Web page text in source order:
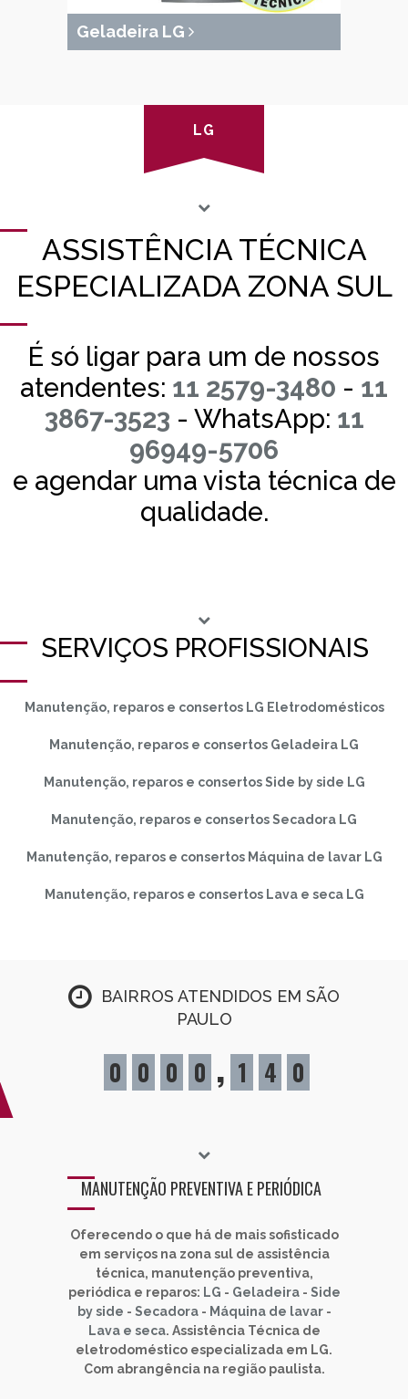
Geladeira LG
LG
ASSISTÊNCIA TÉCNICA
ESPECIALIZADA ZONA SUL
É só ligar para um de nossos
atendentes: 11 2579-3480 - 11
3867-3523 - WhatsApp: 11
96949-5706
e agendar uma vista técnica de
qualidade.
SERVIÇOS PROFISSIONAIS
Manutenção, reparos e consertos LG Eletrodomésticos
Manutenção, reparos e consertos Geladeira LG
Manutenção, reparos e consertos Side by side LG
Manutenção, reparos e consertos Secadora LG
Manutenção, reparos e consertos Máquina de lavar LG
Manutenção, reparos e consertos Lava e seca LG
BAIRROS ATENDIDOS EM SÃO
PAULO
0 0 0 0 , 1 4 0
MANUTENÇÃO PREVENTIVA E PERIÓDICA
Oferecendo o que há de mais sofisticado
em serviços na zona sul de assistência
técnica, manutenção preventiva,
periódica e reparos: LG - Geladeira- Side
by side - Secadora- Máquina de lavar-
Lava e seca. Assistência Técnica de
eletrodoméstico especializada em LG.
Com abrangência na região paulista.